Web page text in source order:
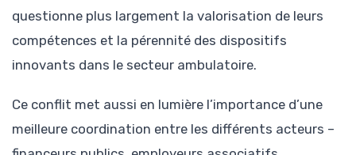
questionne plus largement la valorisation de leurs
compétences et la pérennité des dispositifs
innovants dans le secteur ambulatoire.
Ce conflit met aussi en lumière l’importance d’une
meilleure coordination entre les différents acteurs –